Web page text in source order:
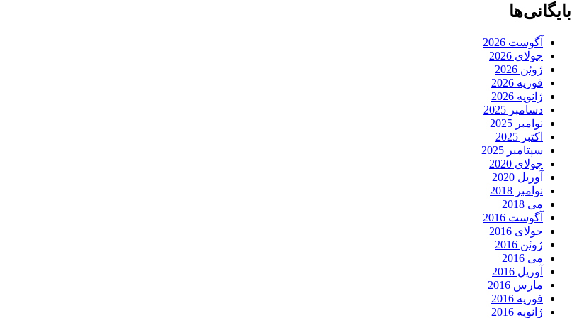
بایگانی‌ها
آگوست 2026
جولای 2026
ژوئن 2026
فوریه 2026
ژانویه 2026
دسامبر 2025
نوامبر 2025
اکتبر 2025
سپتامبر 2025
جولای 2020
آوریل 2020
نوامبر 2018
می 2018
آگوست 2016
جولای 2016
ژوئن 2016
می 2016
آوریل 2016
مارس 2016
فوریه 2016
ژانویه 2016